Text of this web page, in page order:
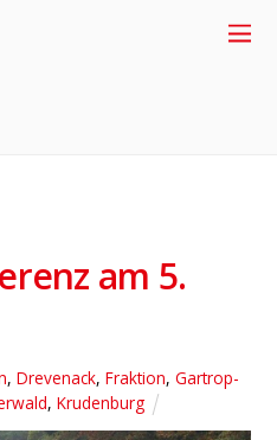
am 5.
, Drevenack, Fraktion, Gartrop-
,Krudenburg